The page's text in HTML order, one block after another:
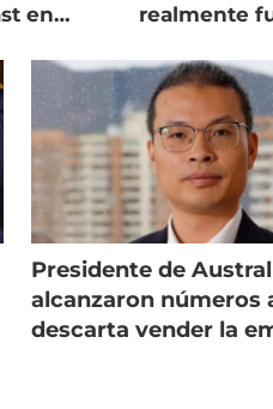
en
realmente
Presidente de
alcanzaron números
descarta vender la